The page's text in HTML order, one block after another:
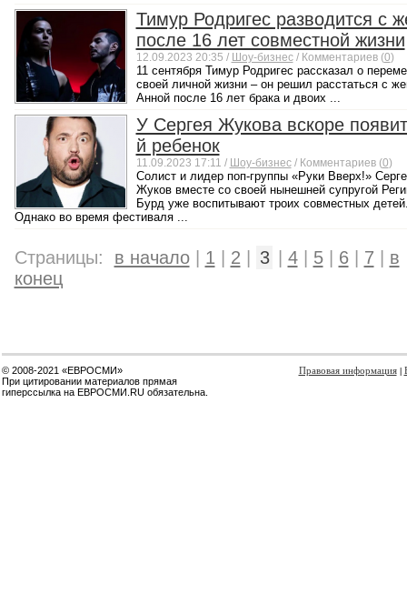
Тимур Родригес разводится с
после 16 лет совместной жизни
12.09.2023 20:35 / Шоу-бизнес/ Комментариев (0)
11 сентября Тимур Родригес рассказал о
своей личной жизни – он решил расстаться с
Анной после 16 лет брака и двоих ...
У Сергея Жукова вскоре
й ребенок
11.09.2023 17:11 / Шоу-бизнес/ Комментариев (0)
Солист и лидер поп-группы «Руки Вверх!»
Жуков вместе со своей нынешней супругой
Бурд уже воспитывают троих совместных
Однако во время фестиваля ...
Страницы: в начало| 1 2 3 4| 5| 6| 7
в
конец
© 2008-2021 «ЕВРОСМИ»
При цитировании материалов прямая
гиперссылка на ЕВРОСМИ.RU обязательна.
Правовая информация|